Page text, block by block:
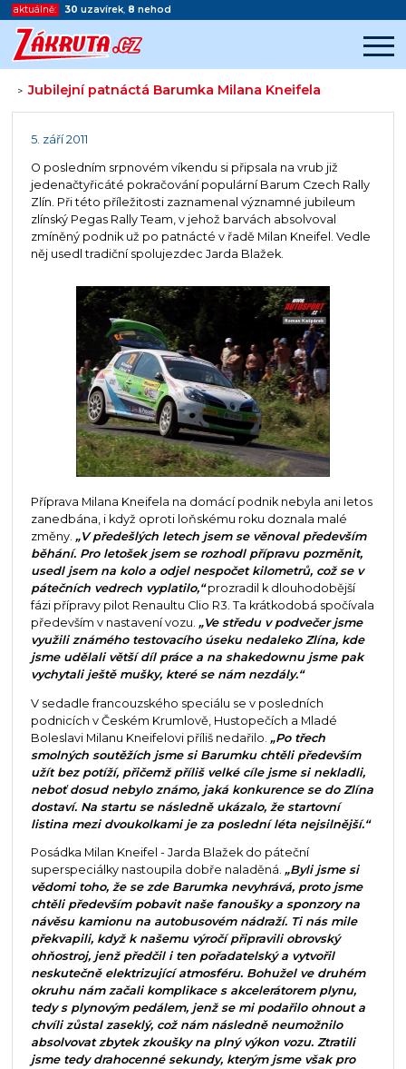
aktuálně: 30 uzavírek, 8 nehod
>Jubilejní patnáctá Barumka Milana Kneifela
Začátek reklamy
5. září 2011
O posledním srpnovém víkendu si připsala na vrub již
jedenačtyřicáté pokračování populární Barum Czech Rally
Zlín. Při této příležitosti zaznamenal významné jubileum
zlínský Pegas Rally Team, v jehož barvách absolvoval
zmíněný podnik už po patnácté v řadě Milan Kneifel. Vedle
něj usedl tradiční spolujezdec Jarda Blažek.
Příprava Milana Kneifela na domácí podnik nebyla ani letos
zanedbána, i když oproti loňskému roku doznala malé
změny. „V předešlých letech jsem se věnoval především
běhání. Pro letošek jsem se rozhodl přípravu pozměnit,
usedl jsem na kolo a odjel nespočet kilometrů, což se v
pátečních vedrech vyplatilo,“prozradil k dlouhodobější
fázi přípravy pilot Renaultu Clio R3. Ta krátkodobá spočívala
především v nastavení vozu. „Ve středu v podvečer jsme
využili známého testovacího úseku nedaleko Zlína, kde
jsme udělali větší díl práce a na shakedownu jsme pak
vychytali ještě mušky, které se nám nezdály.“
V sedadle francouzského speciálu se v posledních
podnicích v Českém Krumlově, Hustopečích a Mladé
Boleslavi Milanu Kneifelovi příliš nedařilo. „Po třech
smolných soutěžích jsme si Barumku chtěli především
užít bez potíží, přičemž příliš velké cíle jsme si nekladli,
neboť dosud nebylo známo, jaká konkurence se do Zlína
dostaví. Na startu se následně ukázalo, že startovní
listina mezi dvoukolkami je za poslední léta nejsilnější.“
Posádka Milan Kneifel - Jarda Blažek do páteční
superspeciálky nastoupila dobře naladěná. „Byli jsme si
vědomi toho, že se zde Barumka nevyhrává, proto jsme
chtěli především pobavit naše fanoušky a sponzory na
návěsu kamionu na autobusovém nádraží. Ti nás mile
překvapili, když k našemu výročí připravili obrovský
ohňostroj, jenž předčil i ten pořadatelský a vytvořil
neskutečně elektrizující atmosféru. Bohužel ve druhém
okruhu nám začali komplikace s akcelerátorem plynu,
tedy s plynovým pedálem, jenž se mi podařilo ohnout a
chvíli zůstal zaseklý, což nám následně neumožnilo
absolvovat zbytek zkoušky na plný výkon vozu. Ztratili
jsme tedy drahocenné sekundy, kterým jsme však pro